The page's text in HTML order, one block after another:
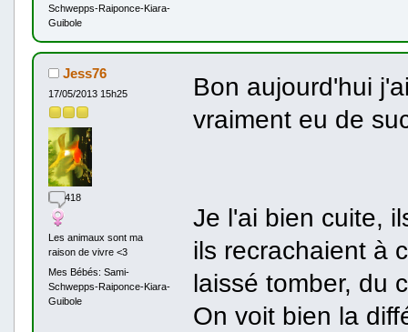
Schwepps-Raiponce-Kiara-
Guibole
Jess76
17/05/2013 15h25
418
Les animaux sont ma
raison de vivre <3
Mes Bébés: Sami-
Schwepps-Raiponce-Kiara-
Guibole
Bon aujourd'hui
vraiment eu de
Je l'ai bien cuite,
ils recrachaient à
laissé tomber, du
On voit bien la